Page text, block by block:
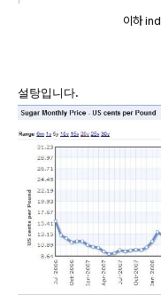
이하
설탕입니다.